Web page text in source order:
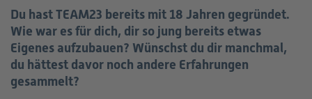
Du hast TEAM23 bereits mit 18 Jahren gegründet.
Wie war es für dich, dir so jung bereits etwas
Eigenes aufzubauen? Wünschst du dir manchmal,
du hättest davor noch andere Erfahrungen
gesammelt?